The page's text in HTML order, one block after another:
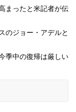
まったと米記者が伝
のジョー・アデルと
季中の復帰は厳しい